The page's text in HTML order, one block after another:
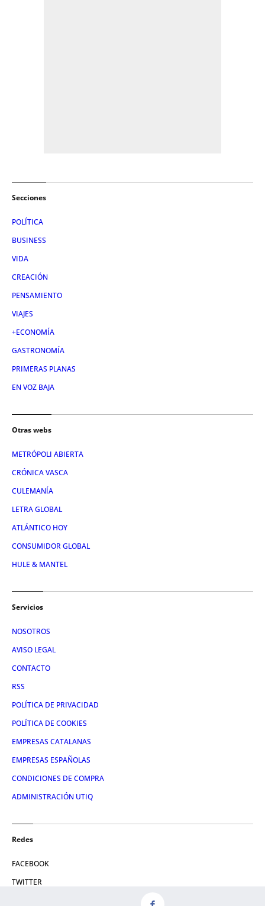
Secciones
POLÍTICA
BUSINESS
VIDA
CREACIÓN
PENSAMIENTO
VIAJES
+ECONOMÍA
GASTRONOMÍA
PRIMERAS PLANAS
EN VOZ BAJA
Otras webs
METRÓPOLI ABIERTA
CRÓNICA VASCA
CULEMANÍA
LETRA GLOBAL
ATLÁNTICO HOY
CONSUMIDOR GLOBAL
HULE & MANTEL
Servicios
NOSOTROS
AVISO LEGAL
CONTACTO
RSS
POLÍTICA DE PRIVACIDAD
POLÍTICA DE COOKIES
EMPRESAS CATALANAS
EMPRESAS ESPAÑOLAS
CONDICIONES DE COMPRA
ADMINISTRACIÓN UTIQ
Redes
FACEBOOK
TWITTER